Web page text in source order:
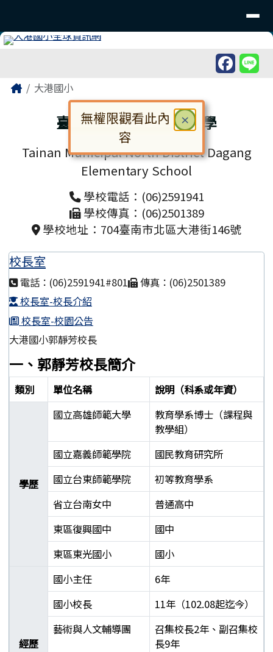
主內容區域
Home大港國小
臺南市北區大港國民小學
Tainan Municipal North District Dagang
Elementary School
學校電話：(06)2591941
學校傳真：(06)2501389
學校地址：704臺南市北區大港街146號
校長室
電話：(06)2591941#801
傳真：(06)2501389
校長室-校長介紹
校長室-校園公告
大港國小郭靜芳校長
一、郭靜芳校長簡介
類別 單位名稱 說明（科系或年資）
學歷
國立高雄師範大學
教育學系博士（課程與
教學組）
國立嘉義師範學院
國民教育研究所
國立台東師範學院
初等教育學系
省立台南女中
普通高中
東區復興國中
國中
東區東光國小
國小
經歷
國小主任
6年
國小校長
11年（102.08起迄今）
藝術與人文輔導團
召集校長2年、副召集校
長9年
頁尾區域
× 關閉
無權限觀看此內
容
對話框已開啟。請使用 Tab 鍵在